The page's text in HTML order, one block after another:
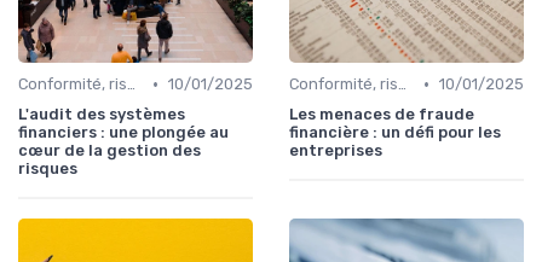
Conformité, risques & réglementation • 10/01/2025
L'audit des systèmes
financiers : une plongée au
cœur de la gestion des
risques
Conformité, risques & réglementation • 10/01/2025
Les menaces de fraude
financière : un défi pour les
entreprises